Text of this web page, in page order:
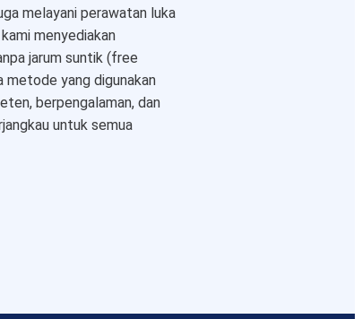
melayani perawatan luka
menyediakan
jarum suntik (free
metode yang digunakan
berpengalaman, dan
untuk semua